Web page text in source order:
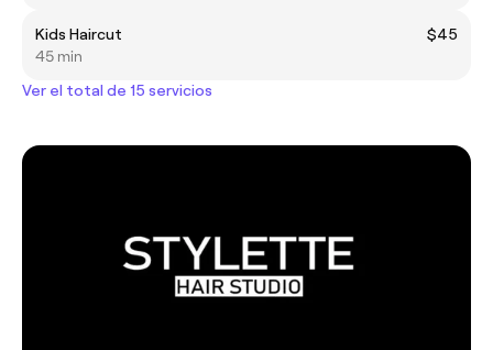
Kids Haircut
$45
45 min
Ver el total de 15 servicios